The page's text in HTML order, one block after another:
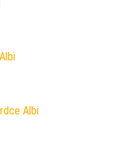
Kč.
Kč.
Albi
Kč.